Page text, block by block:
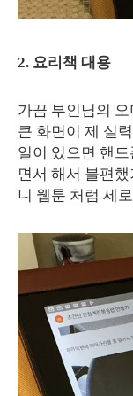
2. 요리책 대용
가끔 부인님의
큰 화면이 제 실
일이 있으면 핸
면서 해서 불편
니 웹툰 처럼 세